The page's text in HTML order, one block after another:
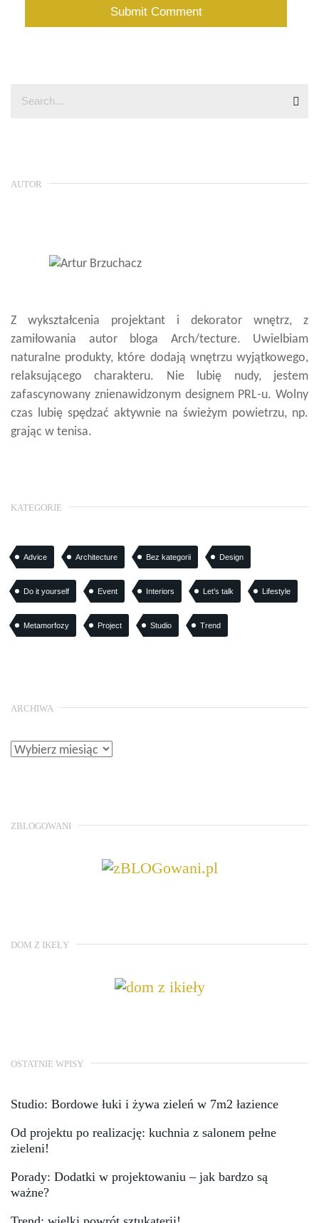
AUTOR
Z wykształcenia projektant i dekorator wnętrz, z
zamiłowania autor bloga Arch/tecture. Uwielbiam
naturalne produkty, które dodają wnętrzu wyjątkowego,
relaksującego charakteru. Nie lubię nudy, jestem
zafascynowany znienawidzonym designem PRL-u. Wolny
czas lubię spędzać aktywnie na świeżym powietrzu, np.
grając w tenisa.
KATEGORIE
Advice Architecture Bez kategorii Design
Do it yourself Event Interiors Let’s talk Lifestyle
Metamorfozy Project Studio Trend
ARCHIWA
ZBLOGOWANI
DOM Z IKEŁY
OSTATNIE WPISY
Studio: Bordowe łuki i żywa zieleń w 7m2 łazience
Od projektu po realizację: kuchnia z salonem pełne
zieleni!
Porady: Dodatki w projektowaniu – jak bardzo są
ważne?